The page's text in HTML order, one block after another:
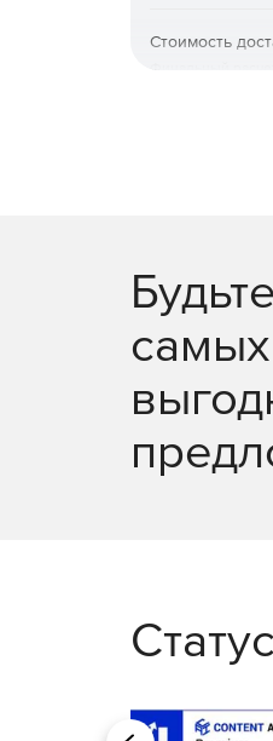
атрибутов,
Стоимость
самых